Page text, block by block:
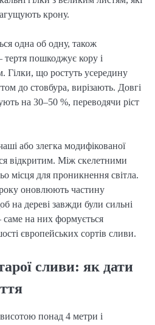
крону.
одна об одну, також
пошкоджує кору і
Гілки, що ростуть усередину
до стовбура, вирізають. Довгі
на 30–50 %, переводячи ріст
або злегка модифікованої
відкритим. Між скелетними
місця для проникнення світла.
оновлюють частину
на дереві завжди були сильні
на них формується
європейських сортів сливи.
сливи: як дати
висотою понад 4 метри і